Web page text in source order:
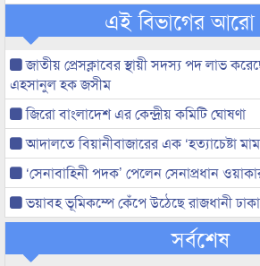
এই বিভাগের
জাতীয় প্রেসক্লাবের স্থায়ী সদস্য পদ লাভ
এহসানুল হক জসীম
জিরো বাংলাদেশ এর কেন্দ্রীয় কমিটি ঘোষণা
আদালতে বিয়ানীবাজারের এক ‘হত্যাচেষ্টা
‘সেনাবাহিনী পদক’ পেলেন সেনাপ্রধান
ভয়াবহ ভূমিকম্পে কেঁপে উঠেছে রাজধানী
সর্বশেষ